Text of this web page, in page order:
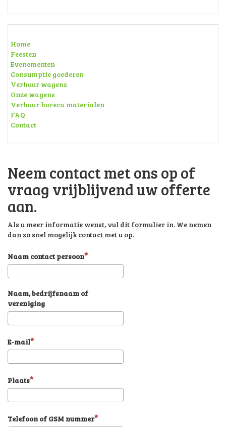
Home
Feesten
Evenementen
Consumptie goederen
Verhuur wagens
Onze wagens
Verhuur horeca materialen
FAQ
Contact
Neem contact met ons op of
vraag vrijblijvend uw offerte
aan.
Als u meer informatie wenst, vul dit formulier in. We nemen
dan zo snel mogelijk contact met u op.
Naam contact persoon
Naam, bedrijfsnaam of
vereniging
E-mail
Plaats
Telefoon of GSM nummer